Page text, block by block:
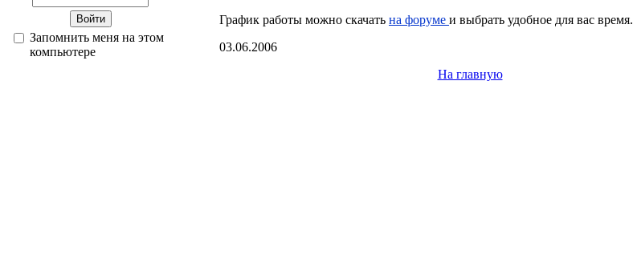
Запомнить меня на этом
компьютере
График работы можно скачать на форуме и выбрать удобное для вас время.
03.06.2006
На главную